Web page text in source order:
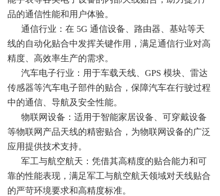
品的通信性能和用户体验。
通信行业：在 5G 通信设备、路由器、基站等天
线的自动化贴合中发挥关键作用，满足通信行业对高
精度、高效率生产的需求。
汽车电子行业：用于车载天线、GPS 模块、雷达
传感器等汽车电子部件的贴合，保障汽车在行驶过程
中的通信、导航及安全性能。
物联网设备：适用于智能家居设备、可穿戴设备
等物联网产品天线的精密贴合，为物联网设备的广泛
应用提供技术支持。
军工与航空航天：凭借其高精度的贴合能力和可
靠的性能表现，满足军工与航空航天领域对天线贴合
的严苛环境要求和高精度标准。